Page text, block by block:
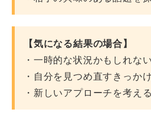
【気になる結果の場合】
・一時的な状況かもしれな
・自分を見つめ直すきっか
・新しいアプローチを考える